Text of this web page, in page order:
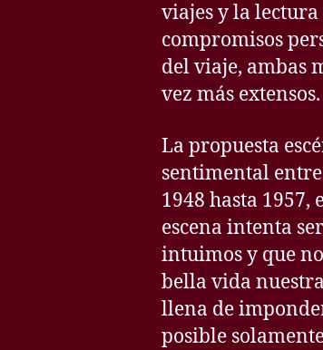
viajes y la
compromisos
del viaje, ambas
vez más extensos.
La propuesta
sentimental
1948 hasta
escena intenta
intuimos y que
bella vida
llena de
posible